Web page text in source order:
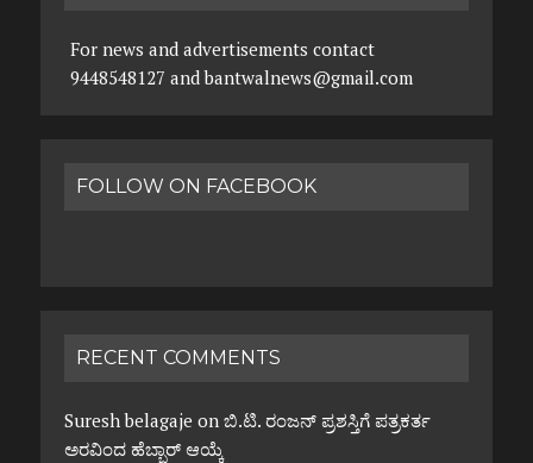
For news and advertisements contact
9448548127 and bantwalnews@gmail.com
FOLLOW ON FACEBOOK
RECENT COMMENTS
Suresh belagaje on ಬಿ.ಟಿ. ರಂಜನ್ ಪ್ರಶಸ್ತಿಗೆ ಪತ್ರಕರ್ತ
ಅರವಿಂದ ಹೆಬ್ಬಾರ್ ಆಯ್ಕೆ